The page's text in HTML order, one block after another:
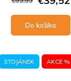
Do košíka
STOJÁNEK AKCE %